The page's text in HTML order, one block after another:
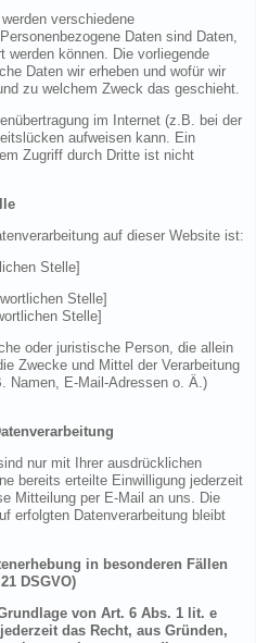
verschiedene
Daten sind Daten,
werden können. Die vorliegende
Daten wir erheben und wofür wir
zu welchem Zweck das geschieht.
im Internet (z.B. bei der
aufweisen kann. Ein
Zugriff durch Dritte ist nicht
auf dieser Website ist:
Stelle]
Stelle]
Stelle]
oder juristische Person, die allein
Zwecke und Mittel der Verarbeitung
Namen, E-Mail-Adressen o. Ä.)
nur mit Ihrer ausdrücklichen
bereits erteilte Einwilligung jederzeit
Mitteilung per E-Mail an uns. Die
erfolgten Datenverarbeitung bleibt
in besonderen Fällen
DSGVO)
von Art. 6 Abs. 1 lit. e
das Recht, aus Gründen,